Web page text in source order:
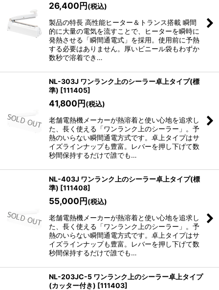
26,400円(税込)
製品の特長 高性能ヒーター＆トランス搭載 瞬間
的に大量の電気を流すことで、ヒーターを瞬時に
発熱させる「瞬間通電式」を採用。使用前に予熱
する必要はありません。厚いビニール袋もわずか
数秒で溶着でき…
NL-303J ワンランク上のシーラー卓上タイプ(標
準) [111405]
41,800円(税込)
老舗電熱機メーカーが熱溶着と使い心地を追求し
た、長く使える「ワンランク上のシーラー」。予
熱のいらない瞬間通電方式です。卓上タイプはサ
イズラインナップも豊富。レバーを押し下げて数
秒間保持するだけで誰でも…
NL-403J ワンランク上のシーラー卓上タイプ(標
準) [111408]
55,000円(税込)
老舗電熱機メーカーが熱溶着と使い心地を追求し
た、長く使える「ワンランク上のシーラー」。予
熱のいらない瞬間通電方式です。卓上タイプはサ
イズラインナップも豊富。レバーを押し下げて数
秒間保持するだけで誰でも…
NL-203JC-5 ワンランク上のシーラー卓上タイプ
(カッター付き) [111403]